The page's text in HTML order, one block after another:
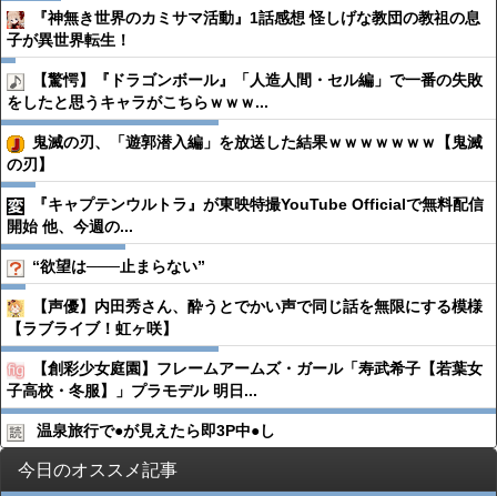
『神無き世界のカミサマ活動』1話感想 怪しげな教団の教祖の息
子が異世界転生！
【驚愕】『ドラゴンボール』「人造人間・セル編」で一番の失敗
をしたと思うキャラがこちらｗｗｗ...
鬼滅の刃、「遊郭潜入編」を放送した結果ｗｗｗｗｗｗｗ【鬼滅
の刃】
『キャプテンウルトラ』が東映特撮YouTube Officialで無料配信
開始 他、今週の...
“欲望は───止まらない”
【声優】内田秀さん、酔うとでかい声で同じ話を無限にする模様
【ラブライブ！虹ヶ咲】
【創彩少女庭園】フレームアームズ・ガール「寿武希子【若葉女
子高校・冬服】」プラモデル 明日...
温泉旅行で●︎が見えたら即3P中●︎し
今日のオススメ記事